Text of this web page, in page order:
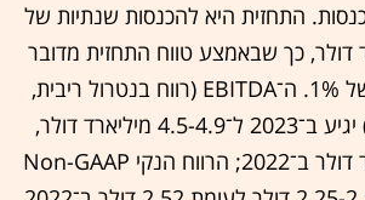
התחזית היא להכנסות שנתיות של
מיליארד דולר, כך שבאמצע טווח התחזית מדובר
על צמיחה צנועה של 1%. ה־EBITDA (רווח בנטרול ריבית,
מס, פחת והפחתות) יגיע ב־2023 ל־4.5-4.9 מיליארד דולר,
לעומת 4.6 מיליארד דולר ב־2022; הרווח הנקי Non-GAAP